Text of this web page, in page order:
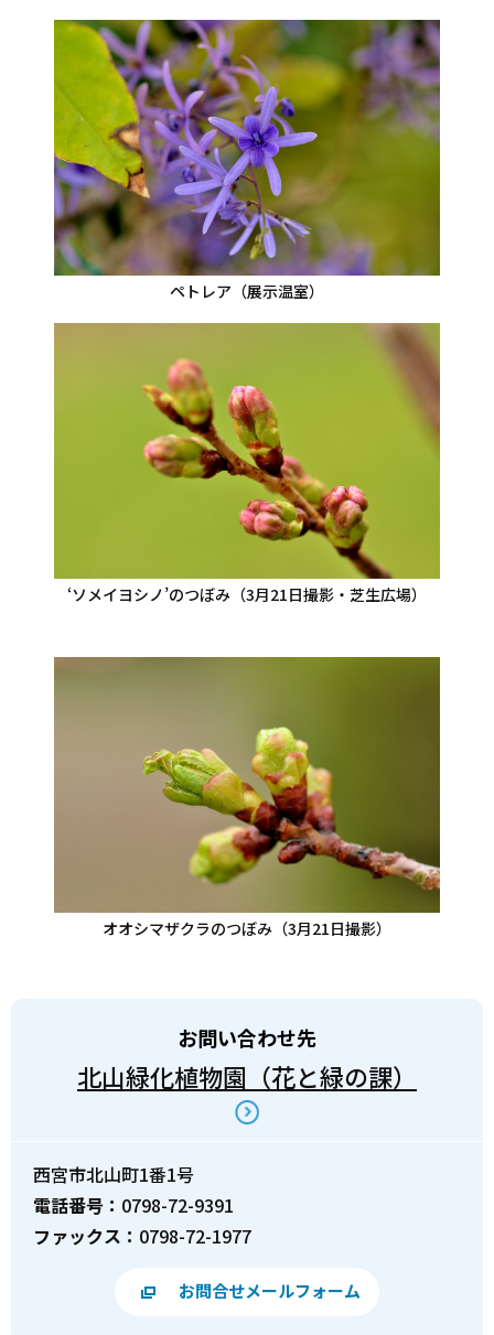
ペトレア（展示温室）
‘ソメイヨシノ’のつぼみ（3月21日撮影・芝生広場）
オオシマザクラのつぼみ（3月21日撮影）
お問い合わせ先
北山緑化植物園（花と緑の課）
西宮市北山町1番1号
電話番号： 0798-72-9391
ファックス： 0798-72-1977
お問合せメールフォーム